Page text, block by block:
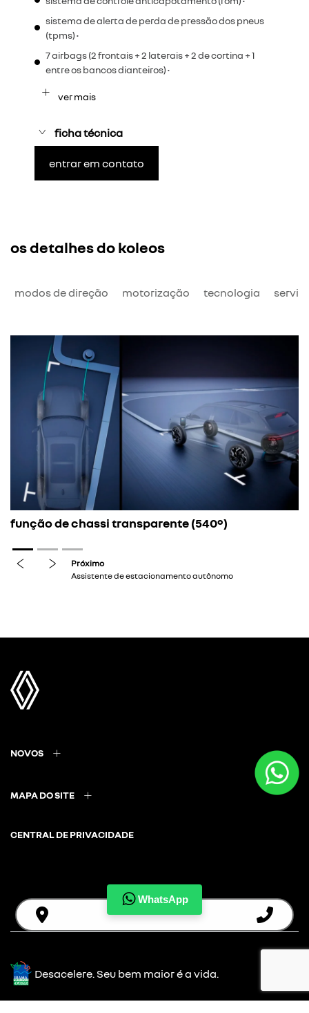
WhatsApp
sistema de alerta de perda de pressão dos pneus
(tpms) •
7 airbags (2 frontais + 2 laterais + 2 de cortina + 1
entre os bancos dianteiros) •
ver mais
ficha técnica
entrar em contato
os detalhes do koleos
modos de direção motorização tecnologia
função de chassi transparente (540º)
previous nextPróximo
Assistente de estacionamento autônomo
NOVOS
MAPA DO SITE
CENTRAL DE PRIVACIDADE
Auto France
CNPJ: 13.840.318/0005-56
Desacelere. Seu bem maior é a vida.